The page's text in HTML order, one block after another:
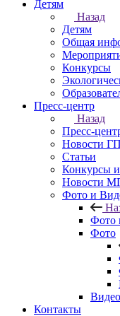
Детям
Назад
Детям
Общая
Конкурсы
Пресс-центр
Назад
Пресс-
Новости
Статьи
Конкурсы
Новости
Фото и
Фото
Фото
Видео
Контакты